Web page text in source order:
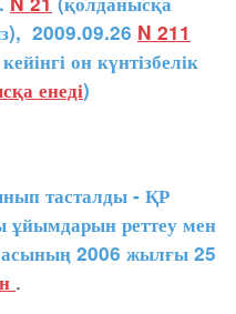
2009.09.26 N 211
он күнтізбелік
енеді)
тасталды - ҚР
реттеу мен
2006 жылғы 25
.